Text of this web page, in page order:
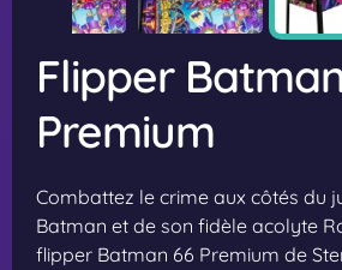
Flipper
Premium
Combattez le crime aux côtés du
Batman et de son fidèle acolyte
flipper Batman 66 Premium de